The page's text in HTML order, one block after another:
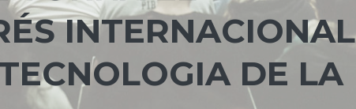
INTERNACIONAL
DE LA